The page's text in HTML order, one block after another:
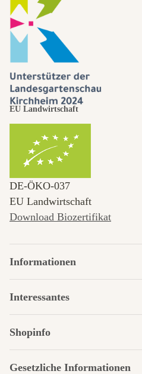
EU Landwirtschaft
DE‑ÖKO‑037
EU Landwirtschaft
Download Biozertifikat
Informationen
Interessantes
Shopinfo
Gesetzliche Informationen